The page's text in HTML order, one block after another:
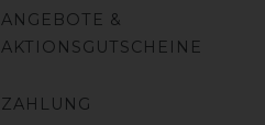
ANGEBOTE &
AKTIONSGUTSCHEINE
ZAHLUNG